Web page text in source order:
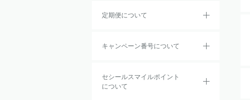
定期便について
キャンペーン番号について
セシールスマイルポイント
について